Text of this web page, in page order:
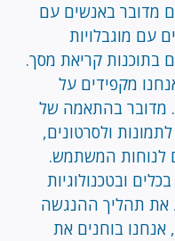
מדובר באנשים עם
עם מוגבלויות
בתוכנות קריאת מסך.
מקפידים על
מדובר בהתאמה של
ולסרטונים,
לנוחות המשתמש.
ובטכנולוגיות
את תהליך ההנגשה
אנחנו בוחנים את